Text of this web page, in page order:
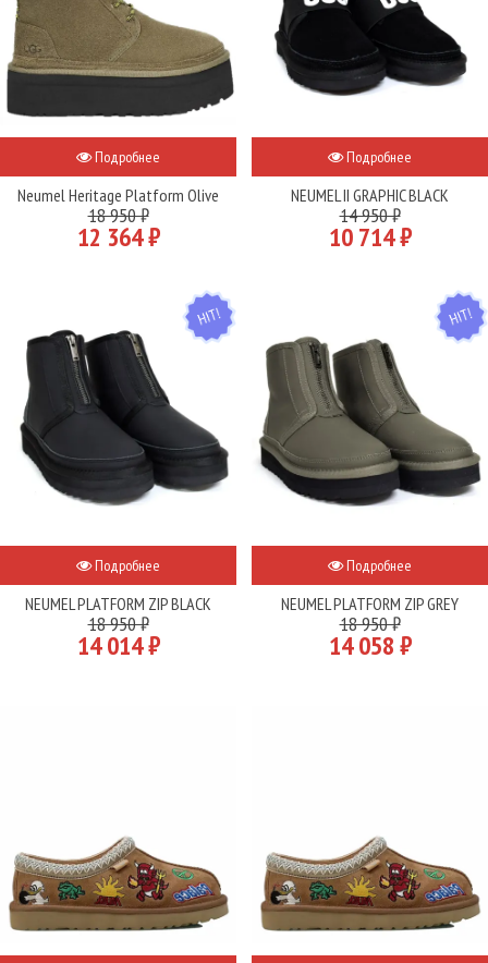
Подробнее
Neumel Heritage Platform Olive
18 950 ₽
12 364 ₽
Подробнее
NEUMEL II GRAPHIC BLACK
14 950 ₽
10 714 ₽
HIT
Подробнее
NEUMEL PLATFORM ZIP BLACK
18 950 ₽
14 014 ₽
HIT
Подробнее
NEUMEL PLATFORM ZIP GREY
18 950 ₽
14 058 ₽